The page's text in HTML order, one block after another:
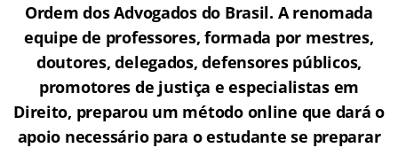
Ordem dos Advogados do Brasil. A renomada
equipe de professores, formada por mestres,
doutores, delegados, defensores públicos,
promotores de justiça e especialistas em
Direito, preparou um método online que dará o
apoio necessário para o estudante se preparar